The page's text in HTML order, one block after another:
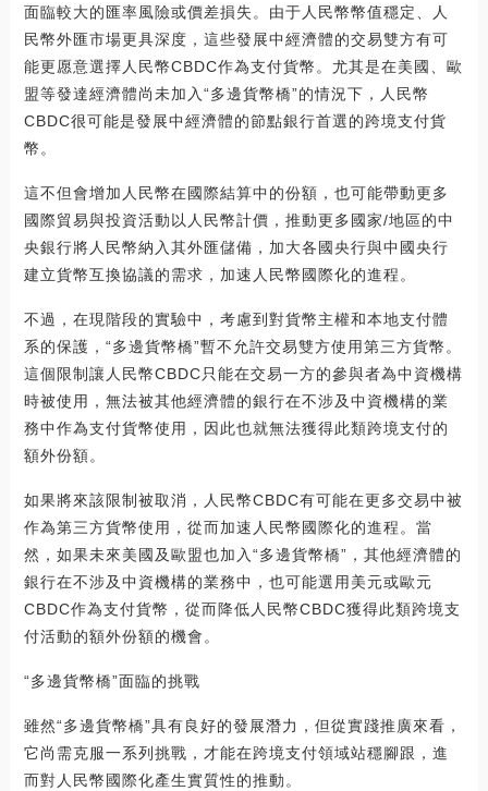
面臨較大的匯率風險或價差損失。由于人民幣幣值穩定、人
民幣外匯市場更具深度，這些發展中經濟體的交易雙方有可
能更愿意選擇人民幣CBDC作為支付貨幣。尤其是在美國、歐
盟等發達經濟體尚未加入“多邊貨幣橋”的情況下，人民幣
CBDC很可能是發展中經濟體的節點銀行首選的跨境支付貨
幣。
這不但會增加人民幣在國際結算中的份額，也可能帶動更多
國際貿易與投資活動以人民幣計價，推動更多國家/地區的中
央銀行將人民幣納入其外匯儲備，加大各國央行與中國央行
建立貨幣互換協議的需求，加速人民幣國際化的進程。
不過，在現階段的實驗中，考慮到對貨幣主權和本地支付體
系的保護，“多邊貨幣橋”暫不允許交易雙方使用第三方貨幣。
這個限制讓人民幣CBDC只能在交易一方的參與者為中資機構
時被使用，無法被其他經濟體的銀行在不涉及中資機構的業
務中作為支付貨幣使用，因此也就無法獲得此類跨境支付的
額外份額。
如果將來該限制被取消，人民幣CBDC有可能在更多交易中被
作為第三方貨幣使用，從而加速人民幣國際化的進程。當
然，如果未來美國及歐盟也加入“多邊貨幣橋”，其他經濟體的
銀行在不涉及中資機構的業務中，也可能選用美元或歐元
CBDC作為支付貨幣，從而降低人民幣CBDC獲得此類跨境支
付活動的額外份額的機會。
“多邊貨幣橋”面臨的挑戰
雖然“多邊貨幣橋”具有良好的發展潛力，但從實踐推廣來看，
它尚需克服一系列挑戰，才能在跨境支付領域站穩腳跟，進
而對人民幣國際化產生實質性的推動。